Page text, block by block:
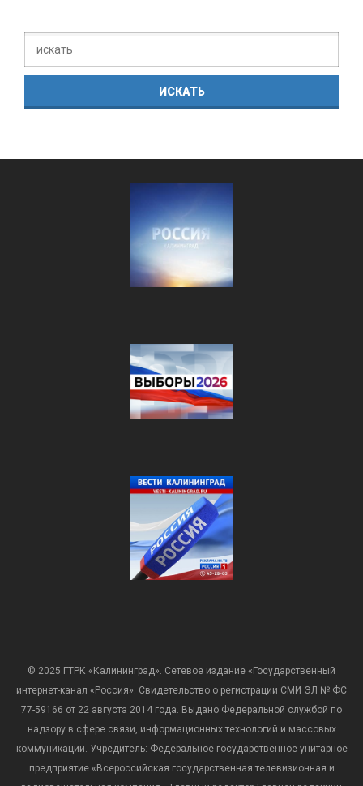
© 2025 ГТРК «Калининград». Сетевое издание «Государственный
интернет-канал «Россия». Свидетельство о регистрации СМИ ЭЛ № ФС
77-59166 от 22 августа 2014 года. Выдано Федеральной службой по
надзору в сфере связи, информационных технологий и массовых
коммуникаций. Учредитель: Федеральное государственное унитарное
предприятие «Всероссийская государственная телевизионная и